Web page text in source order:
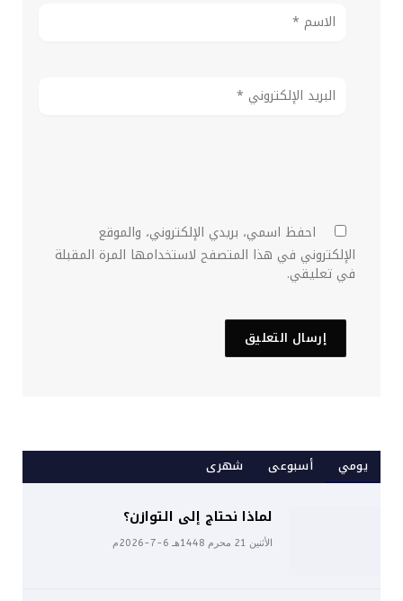
احفظ اسمي، بريدي الإلكتروني، والموقع
الإلكتروني في هذا المتصفح لاستخدامها المرة المقبلة
في تعليقي.
يومي أسبوعى شهرى
لماذا نحتاج إلى التوازن؟
الأثنين 21 محرم 1448هـ 6-7-2026م